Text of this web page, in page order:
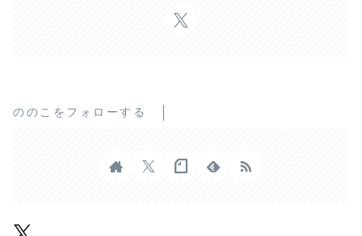
ののこをフォローする